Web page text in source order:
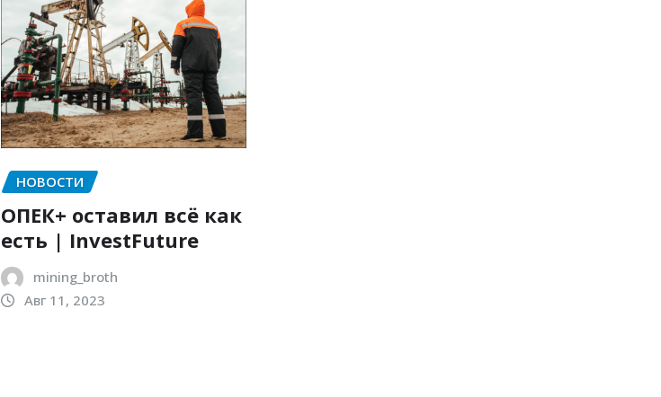
НОВОСТИ
ОПЕК+ оставил всё как
есть | InvestFuture
mining_broth
Авг 11, 2023